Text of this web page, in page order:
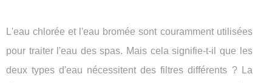
L'eau chlorée et l'eau bromée sont couramment utilisées
pour traiter l'eau des spas. Mais cela signifie-t-il que les
deux types d'eau nécessitent des filtres différents ? La